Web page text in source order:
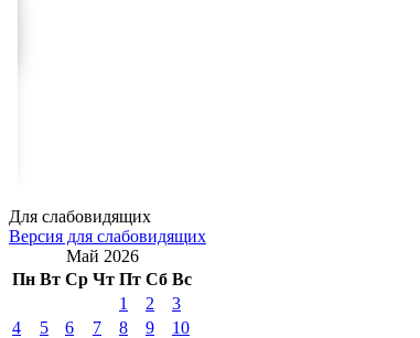
Для слабовидящих
Версия для слабовидящих
Май 2026
Пн Вт Ср Чт Пт Сб Вс
1
2
3
4
5 6 7 8 9
10